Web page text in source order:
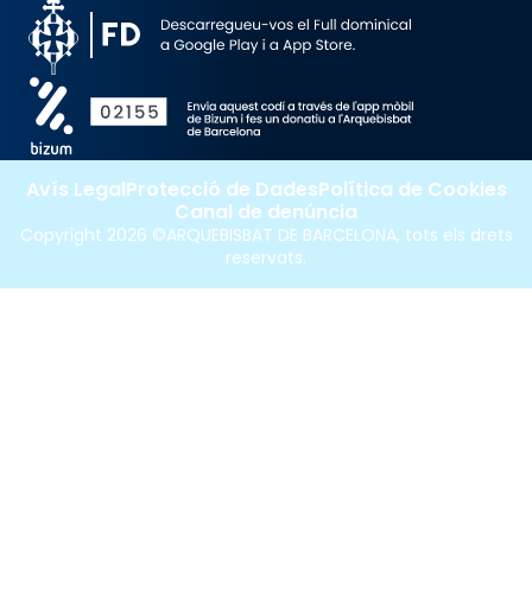
Copyright 2026 ©ARQUEBISBAT DE BARCELONA, tots els drets
reservats.
Avís LegalProtecció de DadesPolítica de Cookies
Canal de denúncia